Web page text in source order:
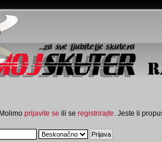
Molimo prijavite se ili se registrirajte . Jeste li